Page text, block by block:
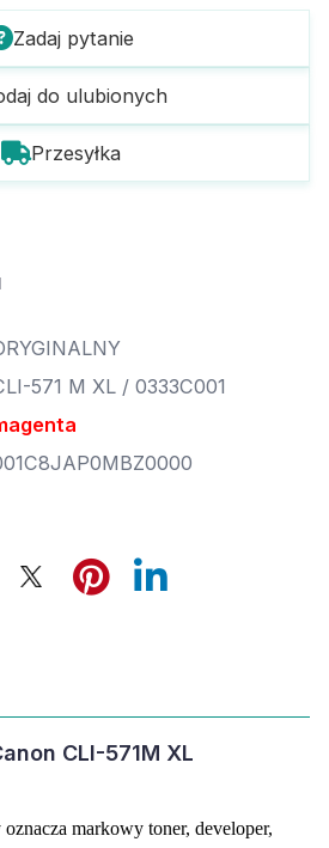
Zadaj pytanie
do ulubionych
Przesyłka
571 M XL / 0333C001
CLI-571M XL
markowy toner, developer,